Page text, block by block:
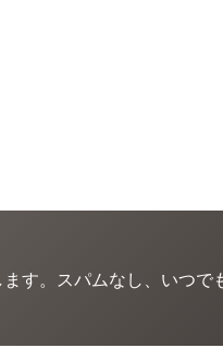
す。スパムなし、いつで